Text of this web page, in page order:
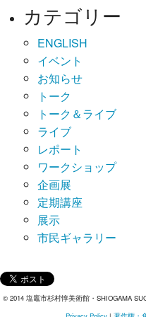
カテゴリー
ENGLISH
イベント
お知らせ
トーク
トーク＆ライブ
ライブ
レポート
ワークショップ
企画展
定期講座
展示
市民ギャラリー
© 2014 塩竈市杉村惇美術館・SHIOGAMA